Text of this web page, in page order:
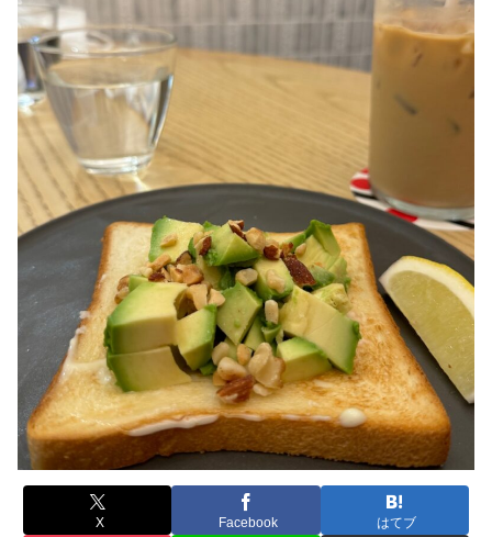
X Facebook はてブ